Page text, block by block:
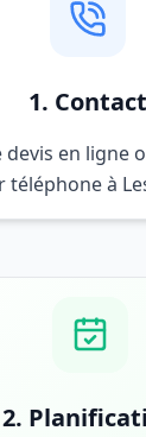
1. Contact
devis en ligne
téléphone à
2.